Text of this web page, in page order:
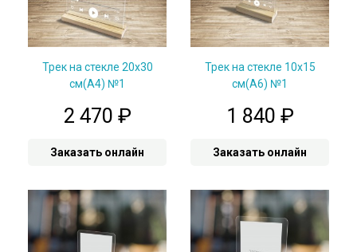
Трек на стекле 20х30
см(А4) №1
2 470 ₽
Заказать онлайн
Трек на стекле 10х15
см(А6) №1
1 840 ₽
Заказать онлайн